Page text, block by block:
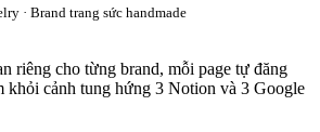
· Brand trang sức handmade
riêng cho từng brand, mỗi page tự đăng
khỏi cảnh tung hứng 3 Notion và 3 Google